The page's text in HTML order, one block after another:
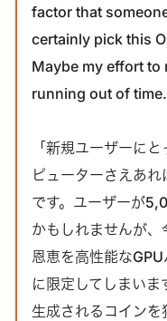
factor that
certainly pick this
Maybe my effort to
running out of
「新規ユーザーに
ピューターさえあ
です。ユーザーが
かもしれませんが、
恩恵を高性能な
に限定してしまいま
生成されるコイン